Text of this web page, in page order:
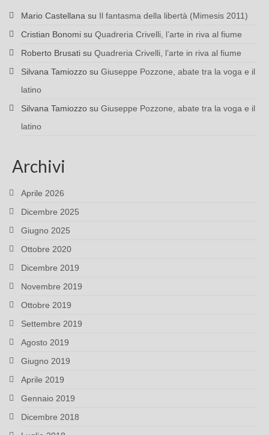
Mario Castellana su Il fantasma della libertà (Mimesis 2011)
Cristian Bonomi su Quadreria Crivelli, l’arte in riva al fiume
Roberto Brusati su Quadreria Crivelli, l’arte in riva al fiume
Silvana Tamiozzo su Giuseppe Pozzone, abate tra la voga e il
latino
Silvana Tamiozzo su Giuseppe Pozzone, abate tra la voga e il
latino
Archivi
Aprile 2026
Dicembre 2025
Giugno 2025
Ottobre 2020
Dicembre 2019
Novembre 2019
Ottobre 2019
Settembre 2019
Agosto 2019
Giugno 2019
Aprile 2019
Gennaio 2019
Dicembre 2018